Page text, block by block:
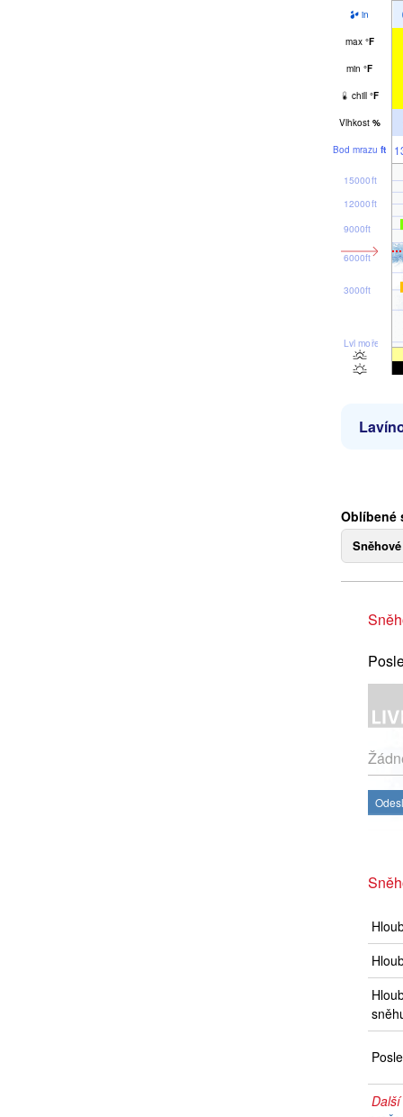
in
max °F
min °F
chill °F
Vlhkost %
Bod mrazu ft
Lvl moře
3000ft
6000ft
9000ft
12000ft
15000ft
Oblíbené